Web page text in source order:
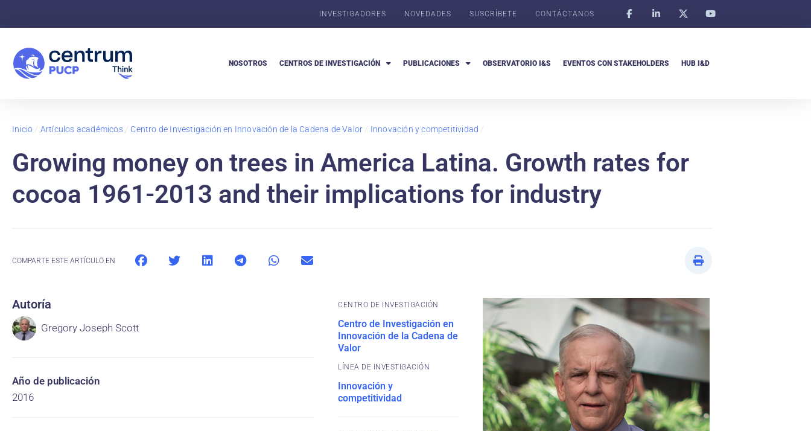
INVESTIGADORES NOVEDADES SUSCRÍBETE CONTÁCTANOS
NOSOTROS CENTROS DE INVESTIGACIÓN PUBLICACIONES OBSERVATORIO I&S EVENTOS CON STAKEHOLDERS HUB I&D
Inicio / Artículos académicos/ Centro de Investigación en Innovación de la Cadena de Valor / Innovación y competitividad /
Growing money on trees in America Latina. Growth rates for
cocoa 1961-2013 and their implications for industry
COMPARTE ESTE ARTÍCULO EN
Autoría
Gregory Joseph Scott
Año de publicación
2016
CENTRO DE INVESTIGACIÓN
Centro de Investigación en
Innovación de la Cadena de
Valor
Innovación y
competitividad